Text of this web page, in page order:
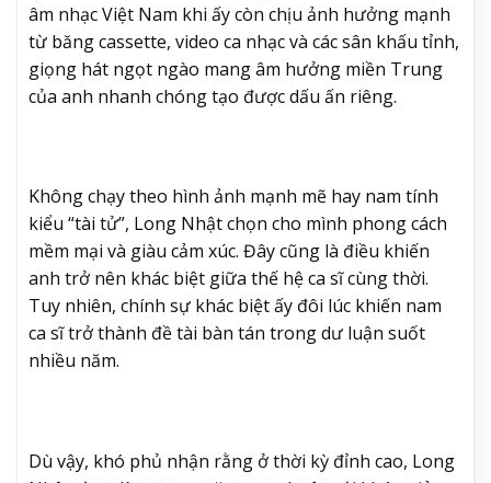
âm nhạc Việt Nam khi ấy còn chịu ảnh hưởng mạnh
từ băng cassette, video ca nhạc và các sân khấu tỉnh,
giọng hát ngọt ngào mang âm hưởng miền Trung
của anh nhanh chóng tạo được dấu ấn riêng.
Không chạy theo hình ảnh mạnh mẽ hay nam tính
kiểu “tài tử”, Long Nhật chọn cho mình phong cách
mềm mại và giàu cảm xúc. Đây cũng là điều khiến
anh trở nên khác biệt giữa thế hệ ca sĩ cùng thời.
Tuy nhiên, chính sự khác biệt ấy đôi lúc khiến nam
ca sĩ trở thành đề tài bàn tán trong dư luận suốt
nhiều năm.
Dù vậy, khó phủ nhận rằng ở thời kỳ đỉnh cao, Long